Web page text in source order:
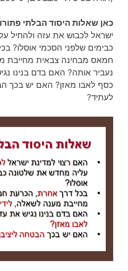
כאן שאלות היסוד הבלתי
ישראל לכבוש את עזה ולהחיל
כבימים שלפני הסכמי אוסלו?
חמאס מבחינה צבאית מחייבת
נעביר אותה? האם בדם בנינו
כסף לאבו מאזן? האם יש בכך
לעתיד?